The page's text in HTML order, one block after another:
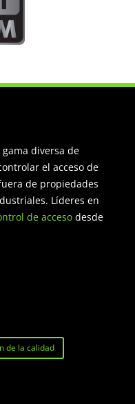
diversa de
el acceso de
de propiedades
Líderes en
de accesodesde
de la calidad